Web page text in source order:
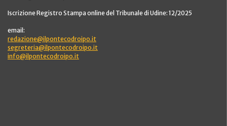
Iscrizione Registro Stampa online del Tribunale di Udine: 12/2025
email:
redazione@ilpontecodroipo.it
segreteria@ilpontecodroipo.it
info@ilpontecodroipo.it